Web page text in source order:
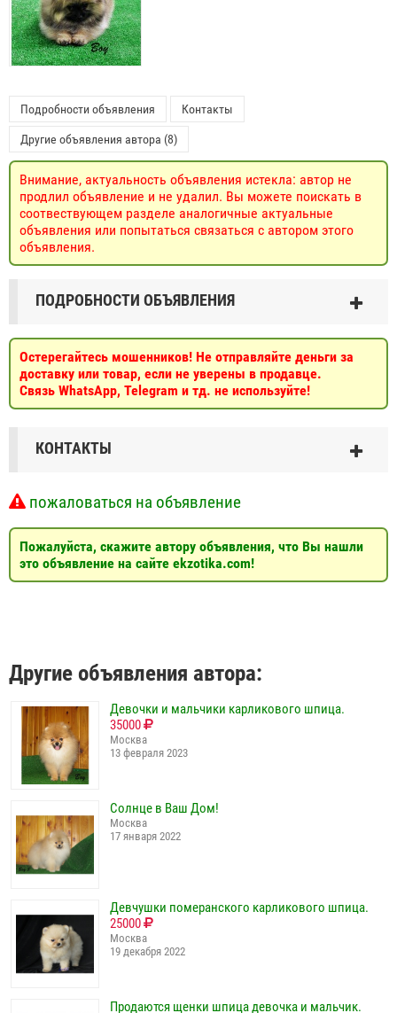
Подробности объявления Контакты
Другие объявления автора (8)
Внимание, актуальность объявления истекла: автор не
продлил объявление и не удалил. Вы можете поискать в
соотвествующем разделе аналогичные актуальные
объявления или попытаться связаться с автором этого
объявления.
ПОДРОБНОСТИ ОБЪЯВЛЕНИЯ
Остерегайтесь мошенников! Не отправляйте деньги за
доставку или товар, если не уверены в продавце.
Связь WhatsApp, Telegram и тд. не используйте!
КОНТАКТЫ
пожаловаться на объявление
Пожалуйста, скажите автору объявления, что Вы нашли
это объявление на сайте ekzotika.com!
Другие объявления автора:
Девочки и мальчики карликового шпица.
35000
Москва
13 февраля 2023
Солнце в Ваш Дом!
Москва
17 января 2022
Девчушки померанского карликового шпица.
25000
Москва
19 декабря 2022
Продаются щенки шпица девочка и мальчик.